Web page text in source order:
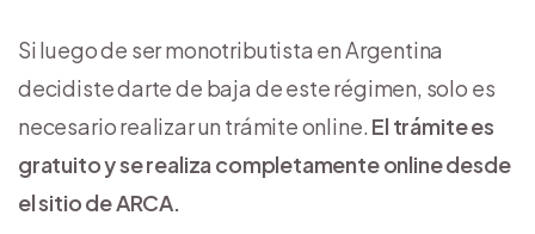
Si luego de ser monotributista en Argentina
decidiste darte de baja de este régimen, solo es
necesario realizar un trámite online. El trámite es
gratuito y se realiza completamente online desde
el sitio de ARCA.